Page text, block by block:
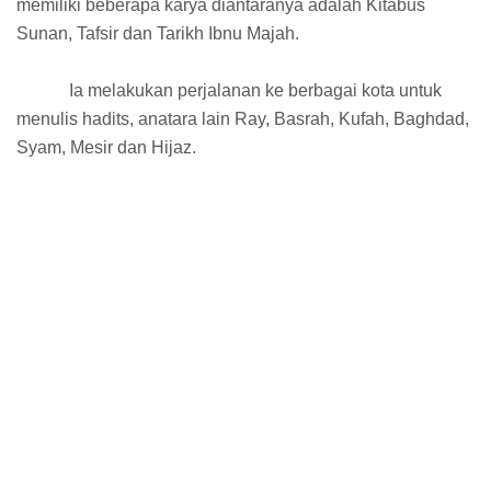
memiliki beberapa karya diantaranya adalah Kitabus
Sunan, Tafsir dan Tarikh Ibnu Majah.
Ia melakukan perjalanan ke berbagai kota untuk
menulis hadits, anatara lain Ray, Basrah, Kufah, Baghdad,
Syam, Mesir dan Hijaz.